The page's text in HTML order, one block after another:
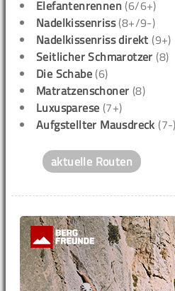
Elefantenrennen (6/6+)
Nadelkissenriss(8+/9-)
Nadelkissenriss direkt (9+)
Seitlicher Schmarotzer (8)
Die Schabe (6)
Matratzenschoner (8)
Luxusparese (7+)
Aufgstellter Mausdreck (7-)
aktuelle Routen